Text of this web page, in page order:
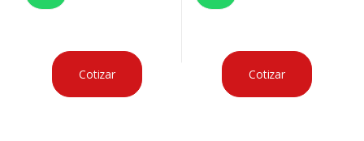
Cotizar Cotizar